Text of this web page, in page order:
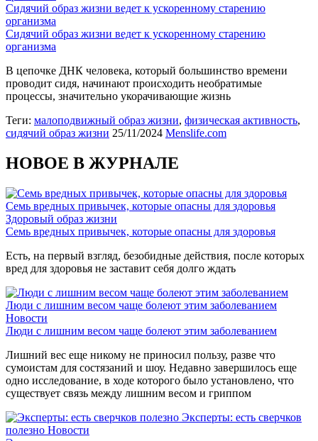
Сидячий образ жизни ведет к ускоренному старению
организма
Сидячий образ жизни ведет к ускоренному старению
организма
В цепочке ДНК человека, который большинство времени
проводит сидя, начинают происходить необратимые
процессы, значительно укорачивающие жизнь
Теги: малоподвижный образ жизни, физическая активность,
сидячий образ жизни 25/11/2024 Menslife.com
НОВОЕ В ЖУРНАЛЕ
Семь вредных привычек, которые опасны для здоровья
Здоровый образ жизни
Семь вредных привычек, которые опасны для здоровья
Есть, на первый взгляд, безобидные действия, после которых
вред для здоровья не заставит себя долго ждать
Люди с лишним весом чаще болеют этим заболеванием
Новости
Люди с лишним весом чаще болеют этим заболеванием
Лишний вес еще никому не приносил пользу, разве что
сумоистам для состязаний и шоу. Недавно завершилось еще
одно исследование, в ходе которого было установлено, что
существует связь между лишним весом и гриппом
Эксперты: есть сверчков
полезно Новости